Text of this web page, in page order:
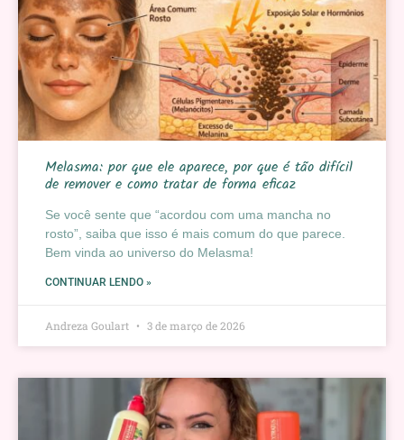
Melasma: por que ele aparece, por que é tão difícil
de remover e como tratar de forma eficaz
Se você sente que “acordou com uma mancha no
rosto”, saiba que isso é mais comum do que parece.
Bem vinda ao universo do Melasma!
CONTINUAR LENDO »
Andreza Goulart 3 de março de 2026